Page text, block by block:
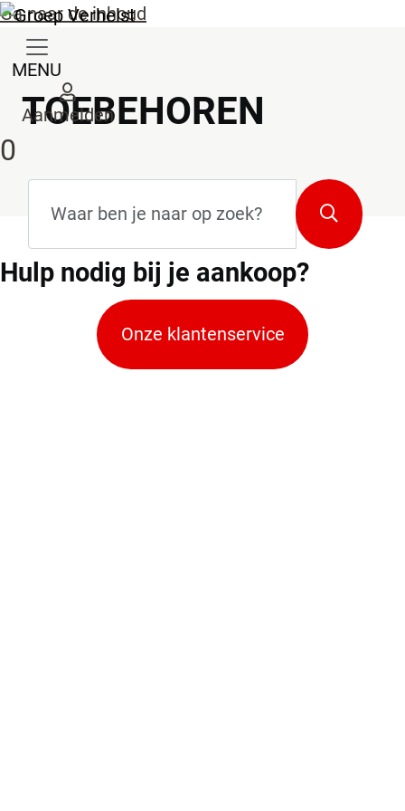
Ga naar de inhoud
MENU
Aanmelden
0
Zoeken
TOEBEHOREN
Hulp nodig bij je aankoop?
Onze klantenservice